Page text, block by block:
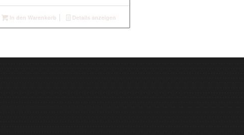
In den Warenkorb Details anzeigen